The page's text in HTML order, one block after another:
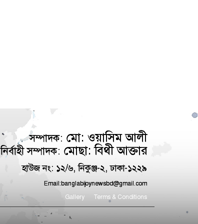
সম্পাদক: মো: ওয়াসিম আলী
নির্বাহী সম্পাদক: মোছা: বিথী আক্তার
হাউজ নং: ১২/৬, নিকুঞ্জ-২, ঢাকা-১২২৯
Email:banglabijoynewsbd@gmail.com
Gallery Terms & Conditions